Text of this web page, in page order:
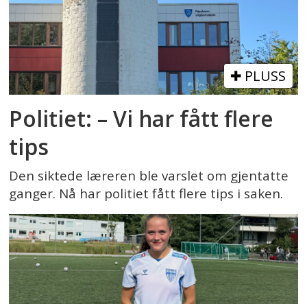
PLUSS
Politiet: – Vi har fått flere
tips
Den siktede læreren ble varslet om gjentatte
ganger. Nå har politiet fått flere tips i saken.